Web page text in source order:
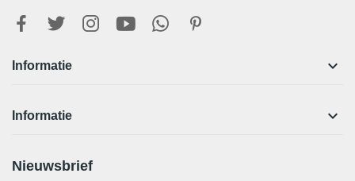
Informatie 
Informatie 
Nieuwsbrief